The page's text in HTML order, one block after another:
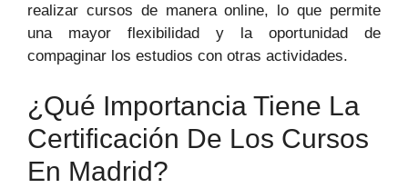
realizar cursos ‍de manera online, lo que permite
una mayor flexibilidad y la oportunidad de
compaginar los ⁢estudios con otras ​actividades.
¿Qué Importancia Tiene La
Certificación‍ De Los Cursos‍
En‍ Madrid?